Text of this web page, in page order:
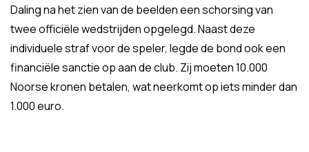
Daling na het zien van de beelden een schorsing van
twee officiële wedstrijden opgelegd. Naast deze
individuele straf voor de speler, legde de bond ook een
financiële sanctie op aan de club. Zij moeten 10.000
Noorse kronen betalen, wat neerkomt op iets minder dan
1.000 euro.